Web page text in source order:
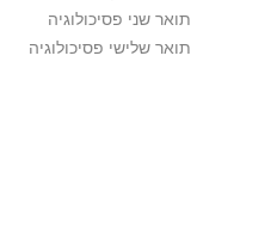
תואר שני פסיכולוגיה
תואר שלישי פסיכולוגיה